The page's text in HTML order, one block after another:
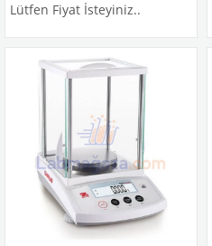
Lütfen Fiyat İsteyiniz..